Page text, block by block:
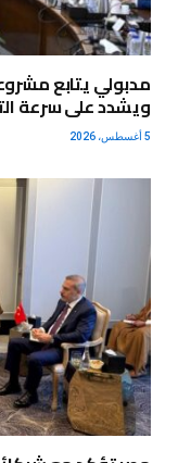
مدبولي يتابع
ويشدد على سرعة
5 أغسطس، 2026